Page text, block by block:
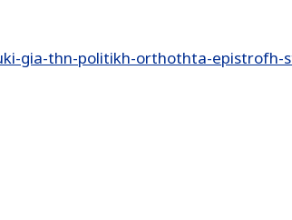
gia-thn-politikh-orthothta-epistrofh-